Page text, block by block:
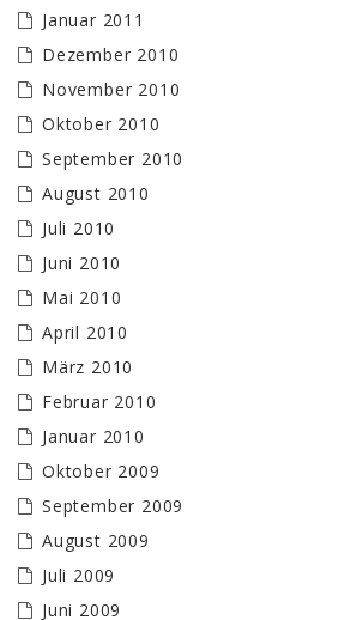
Januar 2011
Dezember 2010
November 2010
Oktober 2010
September 2010
August 2010
Juli 2010
Juni 2010
Mai 2010
April 2010
März 2010
Februar 2010
Januar 2010
Oktober 2009
September 2009
August 2009
Juli 2009
Juni 2009